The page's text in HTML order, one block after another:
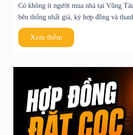
Có không ít người mua nhà tại Vũng
bên thống nhất giá, ký hợp đồng và
Xem thêm